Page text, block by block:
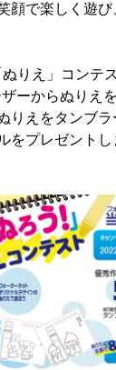
顔で楽しく遊
りえ」コンテ
ーからぬりえ
りえをタンブラ
をプレゼントし